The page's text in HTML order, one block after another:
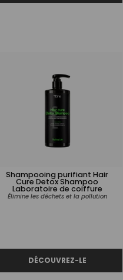
Shampooing purifiant Hair
Cure Detox Shampoo
Laboratoire de coiffure
Élimine les déchets et la pollution